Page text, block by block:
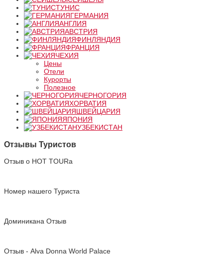
ТУНИС
ГЕРМАНИЯ
АНГЛИЯ
АВСТРИЯ
ФИНЛЯНДИЯ
ФРАНЦИЯ
ЧЕХИЯ
Цены
Отели
Курорты
Полезное
ЧЕРНОГОРИЯ
ХОРВАТИЯ
ШВЕЙЦАРИЯ
ЯПОНИЯ
УЗБЕКИСТАН
Отзывы Туристов
Отзыв о HOT TOURа
Номер нашего Туриста
Доминикана Отзыв
Отзыв - Alva Donna World Palace